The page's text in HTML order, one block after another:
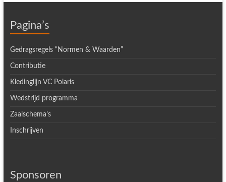
Pagina’s
Gedragsregels “Normen & Waarden”
Contributie
Kledinglijn VC Polaris
Wedstrijd programma
Zaalschema’s
Inschrijven
Sponsoren